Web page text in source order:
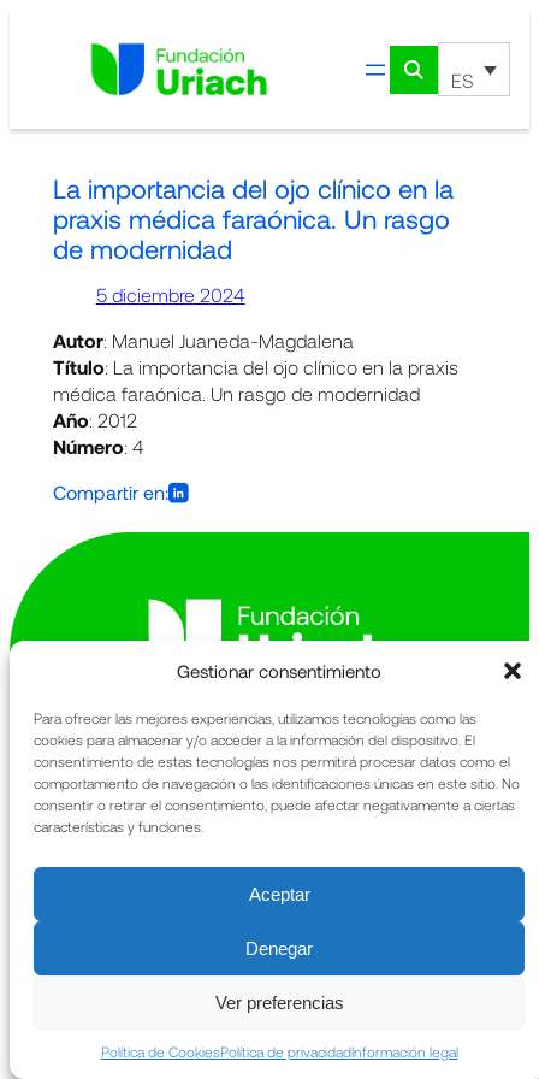
Gestionar consentimiento
Para ofrecer las mejores experiencias, utilizamos tecnologías como las
cookies para almacenar y/o acceder a la información del dispositivo. El
consentimiento de estas tecnologías nos permitirá procesar datos como el
comportamiento de navegación o las identificaciones únicas en este sitio. No
consentir o retirar el consentimiento, puede afectar negativamente a ciertas
características y funciones.
Aceptar
Denegar
Ver preferencias
Política de CookiesPolítica de privacidadInformación legal
contenido
ES
La importancia del ojo clínico en la
praxis médica faraónica. Un rasgo
de modernidad
5 diciembre 2024
Autor: Manuel Juaneda-Magdalena
Título: La importancia del ojo clínico en la praxis
médica faraónica. Un rasgo de modernidad
Año: 2012
Número: 4
Compartir en:
Avinguda de la Generalitat 163-167
Sant Cugat del Vallès
08174 Barcelona
La Fundación
Qué hacemos
Política de privacidad